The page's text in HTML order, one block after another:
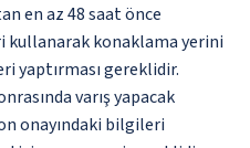
en az 48 saat önce
kullanarak konaklama yerini
yaptırması gereklidir.
varış yapacak
onayındaki bilgileri